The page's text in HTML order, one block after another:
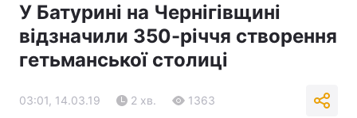
У Батурині на Чернігівщині
відзначили 350-річчя створення
гетьманської столиці
03:01, 14.03.19 2 хв. 1363